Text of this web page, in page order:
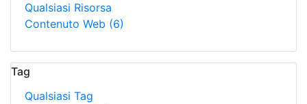
Qualsiasi Risorsa
Contenuto Web (6)
Tag
Qualsiasi Tag